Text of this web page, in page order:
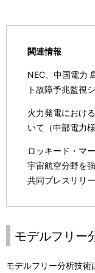
関連情報
NEC、中国電力
ト故障予兆監視
火力発電におけ
いて（中部電力
ロッキード・マ
宇宙航空分野を
共同プレスリリー
モデルフリー
モデルフリー分析技